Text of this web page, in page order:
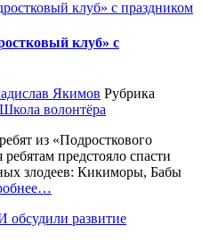
клуб» с
Якимов Рубрика
Школа волонтёра
из «Подросткового
предстояло спасти
злодеев: Кикиморы, Бабы
«%s»
…